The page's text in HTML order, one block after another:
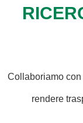
Collaboriamo
rendere